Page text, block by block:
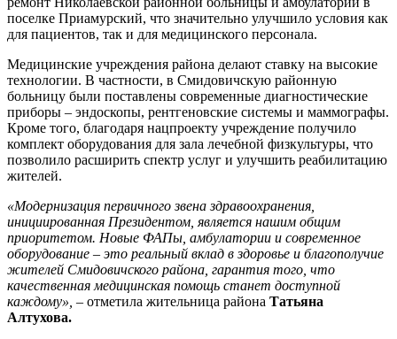
поселке Приамурский, что значительно улучшило условия как
для пациентов, так и для медицинского персонала.
Медицинские учреждения района делают ставку на высокие
технологии. В частности, в Смидовичскую районную
больницу были поставлены современные диагностические
приборы – эндоскопы, рентгеновские системы и маммографы.
Кроме того, благодаря нацпроекту учреждение получило
комплект оборудования для зала лечебной физкультуры, что
позволило расширить спектр услуг и улучшить реабилитацию
жителей.
«Модернизация первичного звена здравоохранения,
инициированная Президентом, является нашим общим
приоритетом. Новые ФАПы, амбулатории и современное
оборудование – это реальный вклад в здоровье и благополучие
жителей Смидовичского района, гарантия того, что
качественная медицинская помощь станет доступной
каждому», – отметила жительница района Татьяна
Алтухова.